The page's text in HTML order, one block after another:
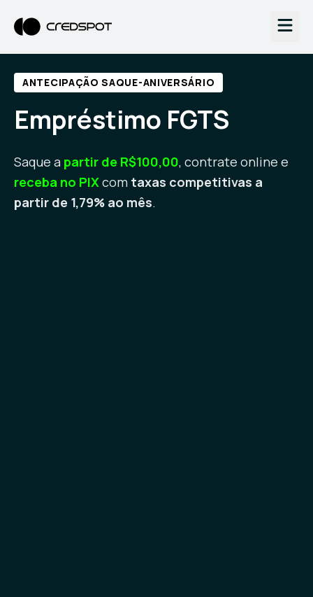
ANTECIPAÇÃO SAQUE-ANIVERSÁRIO
Empréstimo FGTS
Saque a partir de R$100,00, contrate online e
receba no PIXcom taxas competitivas a
partir de 1,79% ao mês.